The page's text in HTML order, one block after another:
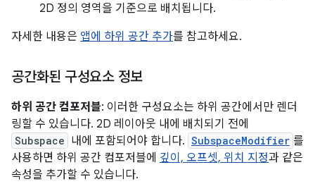
2D 정의 영역을 기준으로 배치됩니다.
자세한 내용은 앱에 하위 공간 추가를 참고하세요.
공간화된 구성요소 정보
하위 공간 컴포저블: 이러한 구성요소는 하위 공간에서만 렌더
링할 수 있습니다. 2D 레이아웃 내에 배치되기 전에
Subspace 내에 포함되어야 합니다. SubspaceModifier 를
사용하면 하위 공간 컴포저블에 깊이, 오프셋, 위치 지정과 같은
속성을 추가할 수 있습니다.